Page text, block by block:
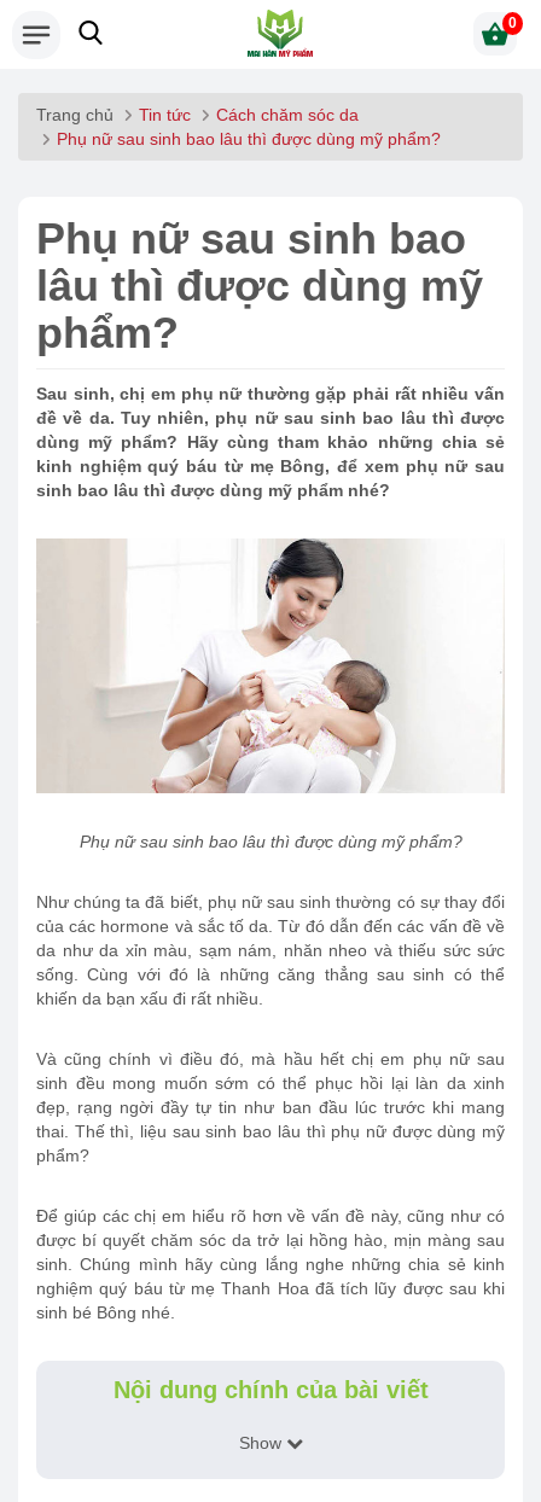
0
Trang chủ Tin tức
Cách chăm sóc da
Phụ nữ sau sinh bao lâu thì được dùng mỹ phẩm?
Phụ nữ sau sinh bao
lâu thì được dùng mỹ
phẩm?
Sau sinh, chị em phụ nữ thường gặp phải rất nhiều vấn
đề về da. Tuy nhiên, phụ nữ sau sinh bao lâu thì được
dùng mỹ phẩm? Hãy cùng tham khảo những chia sẻ
kinh nghiệm quý báu từ mẹ Bông, để xem phụ nữ sau
sinh bao lâu thì được dùng mỹ phẩm nhé?
Phụ nữ sau sinh bao lâu thì được dùng mỹ phẩm?
Như chúng ta đã biết, phụ nữ sau sinh thường có sự thay đổi
của các hormone và sắc tố da. Từ đó dẫn đến các vấn đề về
da như da xỉn màu, sạm nám, nhăn nheo và thiếu sức sức
sống. Cùng với đó là những căng thẳng sau sinh có thể
khiến da bạn xấu đi rất nhiều.
Và cũng chính vì điều đó, mà hầu hết chị em phụ nữ sau
sinh đều mong muốn sớm có thể phục hồi lại làn da xinh
đẹp, rạng ngời đầy tự tin như ban đầu lúc trước khi mang
thai. Thế thì, liệu sau sinh bao lâu thì phụ nữ được dùng mỹ
phẩm?
Để giúp các chị em hiểu rõ hơn về vấn đề này, cũng như có
được bí quyết chăm sóc da trở lại hồng hào, mịn màng sau
sinh. Chúng mình hãy cùng lắng nghe những chia sẻ kinh
nghiệm quý báu từ mẹ Thanh Hoa đã tích lũy được sau khi
sinh bé Bông nhé.
Nội dung chính của bài viết
Show